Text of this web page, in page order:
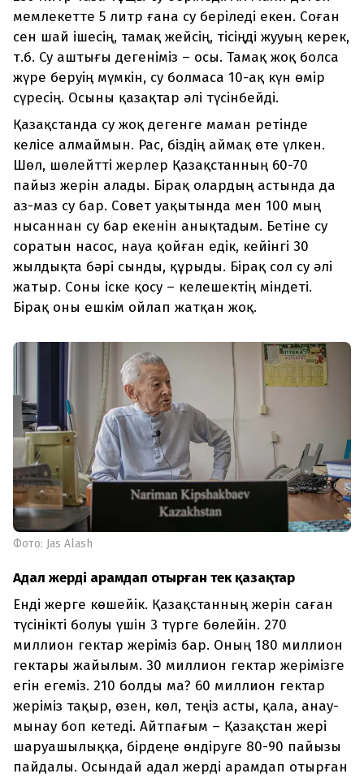
мемлекетте 5 литр ғана су беріледі екен. Соған
сен шай ішесің, тамақ жейсің, тісіңді жууың керек,
т.б. Су аштығы дегеніміз – осы. Тамақ жоқ болса
жүре беруің мүмкін, су болмаса 10-ақ күн өмір
сүресің. Осыны қазақтар әлі түсінбейді.
Қазақстанда су жоқ дегенге маман ретінде
келісе алмаймын. Рас, біздің аймақ өте үлкен.
Шөл, шөлейтті жерлер Қазақстанның 60-70
пайыз жерін алады. Бірақ олардың астында да
аз-маз су бар. Совет уақытында мен 100 мың
нысаннан су бар екенін анықтадым. Бетіне су
соратын насос, науа қойған едік, кейінгі 30
жылдықта бәрі сынды, құрыды. Бірақ сол су әлі
жатыр. Соны іске қосу – келешектің міндеті.
Бірақ оны ешкім ойлап жатқан жоқ.
Фото: Jas Alash
Адал жерді арамдап отырған тек қазақтар
Енді жерге көшейік. Қазақстанның жерін саған
түсінікті болуы үшін 3 түрге бөлейін. 270
миллион гектар жеріміз бар. Оның 180 миллион
гектары жайылым. 30 миллион гектар жерімізге
егін егеміз. 210 болды ма? 60 миллион гектар
жеріміз тақыр, өзен, көл, теңіз асты, қала, анау-
мынау боп кетеді. Айтпағым – Қазақстан жері
шаруашылыққа, бірдеңе өндіруге 80-90 пайызы
пайдалы. Осындай адал жерді арамдап отырған